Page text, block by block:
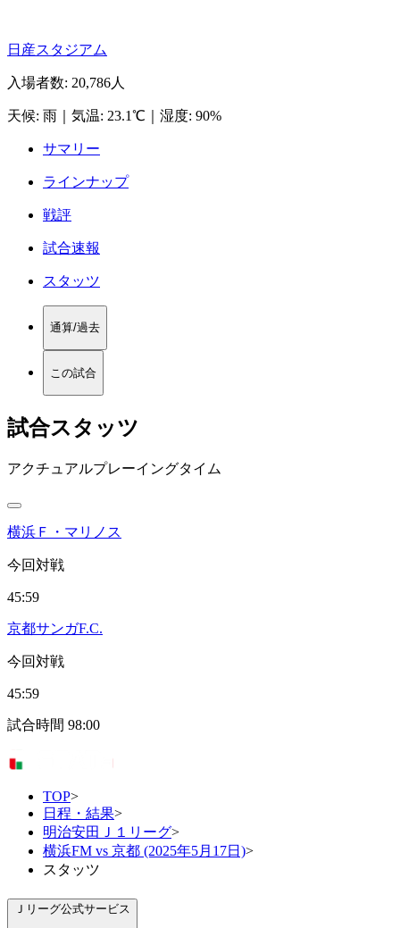
日産スタジアム
入場者数: 20,786人
天候: 雨 気温: 23.1℃ 湿度: 90%
サマリー
ラインナップ
戦評
試合速報
スタッツ
通算/過去
この試合
試合スタッツ
アクチュアルプレーイングタイム
横浜Ｆ・マリノス
今回対戦
45:59
京都サンガF.C.
今回対戦
45:59
試合時間 98:00
TOP>
日程・結果>
明治安田Ｊ１リーグ>
横浜FM vs 京都 (2025年5月17日)>
スタッツ
Ｊリーグ公式サービス